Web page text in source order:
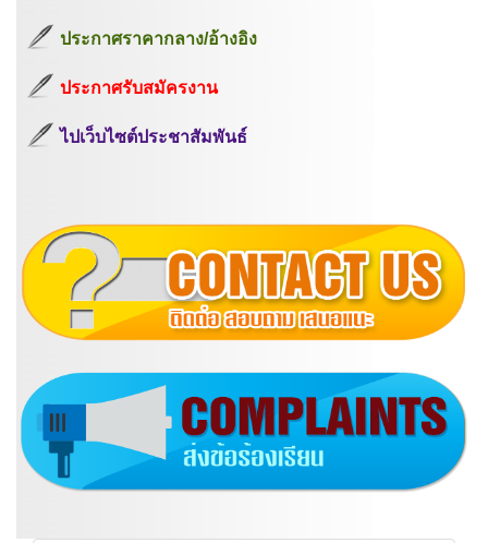
ประกาศราคากลาง/อ้างอิง
ประกาศรับสมัครงาน
ไปเว็บไซต์ประชาสัมพันธ์